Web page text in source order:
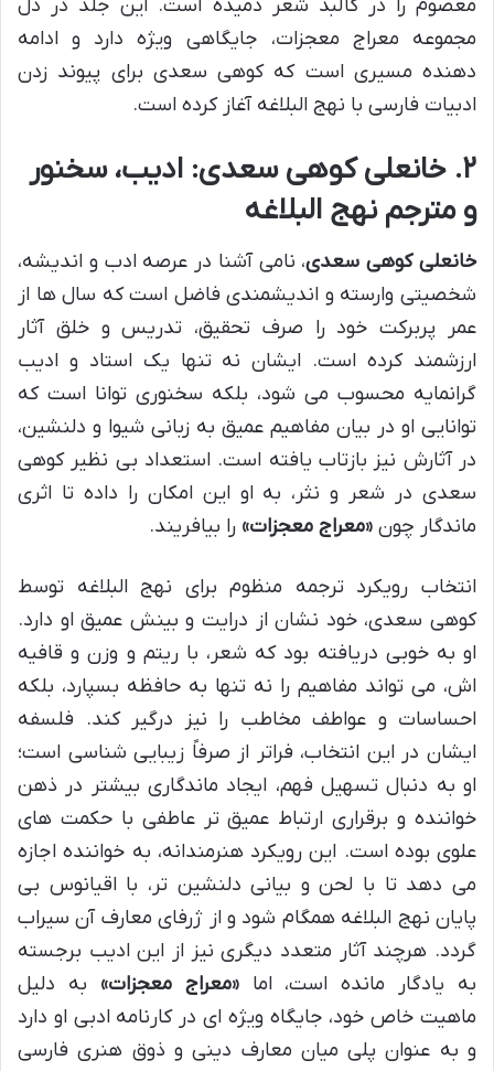
معصوم را در کالبد شعر دمیده است. این جلد در دل
مجموعه معراج معجزات، جایگاهی ویژه دارد و ادامه
دهنده مسیری است که کوهی سعدی برای پیوند زدن
ادبیات فارسی با نهج البلاغه آغاز کرده است.
۲. خانعلی کوهی سعدی: ادیب، سخنور
و مترجم نهج البلاغه
خانعلی کوهی سعدی، نامی آشنا در عرصه ادب و اندیشه،
شخصیتی وارسته و اندیشمندی فاضل است که سال ها از
عمر پربرکت خود را صرف تحقیق، تدریس و خلق آثار
ارزشمند کرده است. ایشان نه تنها یک استاد و ادیب
گرانمایه محسوب می شود، بلکه سخنوری توانا است که
توانایی او در بیان مفاهیم عمیق به زبانی شیوا و دلنشین،
در آثارش نیز بازتاب یافته است. استعداد بی نظیر کوهی
سعدی در شعر و نثر، به او این امکان را داده تا اثری
ماندگار چون «معراج معجزات» را بیافریند.
انتخاب رویکرد ترجمه منظوم برای نهج البلاغه توسط
کوهی سعدی، خود نشان از درایت و بینش عمیق او دارد.
او به خوبی دریافته بود که شعر، با ریتم و وزن و قافیه
اش، می تواند مفاهیم را نه تنها به حافظه بسپارد، بلکه
احساسات و عواطف مخاطب را نیز درگیر کند. فلسفه
ایشان در این انتخاب، فراتر از صرفاً زیبایی شناسی است؛
او به دنبال تسهیل فهم، ایجاد ماندگاری بیشتر در ذهن
خواننده و برقراری ارتباط عمیق تر عاطفی با حکمت های
علوی بوده است. این رویکرد هنرمندانه، به خواننده اجازه
می دهد تا با لحن و بیانی دلنشین تر، با اقیانوس بی
پایان نهج البلاغه همگام شود و از ژرفای معارف آن سیراب
گردد. هرچند آثار متعدد دیگری نیز از این ادیب برجسته
به یادگار مانده است، اما«معراج معجزات» به دلیل
ماهیت خاص خود، جایگاه ویژه ای در کارنامه ادبی او دارد
و به عنوان پلی میان معارف دینی و ذوق هنری فارسی